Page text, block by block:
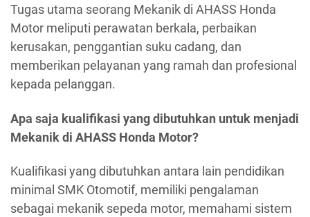
Tugas utama seorang Mekanik di AHASS Honda
Motor meliputi perawatan berkala, perbaikan
kerusakan, penggantian suku cadang, dan
memberikan pelayanan yang ramah dan profesional
kepada pelanggan.
Apa saja kualifikasi yang dibutuhkan untuk menjadi
Mekanik di AHASS Honda Motor?
Kualifikasi yang dibutuhkan antara lain pendidikan
minimal SMK Otomotif, memiliki pengalaman
sebagai mekanik sepeda motor, memahami sistem